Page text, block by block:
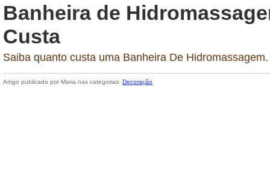
Banheira de
Custa
Saiba quanto custa uma Banheira De Hidromassagem.
Artigo publicado por Maria nas categorias: Decoração